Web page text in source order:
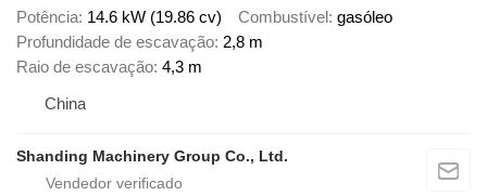
Potência 14.6 kW (19.86 cv) Combustível gasóleo
Profundidade de escavação 2,8 m
Raio de escavação 4,3 m
China
Shanding Machinery Group Co., Ltd.